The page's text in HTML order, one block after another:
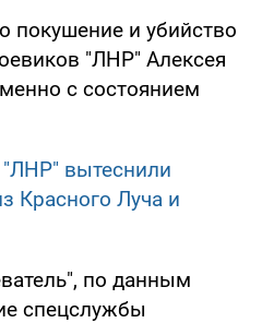
покушение и убийство
"ЛНР" Алексея
с состоянием
вытеснили
Красного Луча и
по данным
спецслужбы